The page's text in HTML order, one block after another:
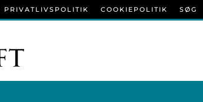
PRIVATLIVSPOLITIK COOKIEPOLITIK SØG